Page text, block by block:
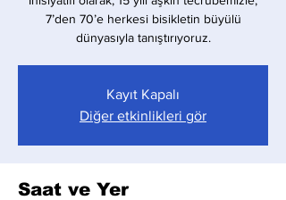
7’den 70’e herkesi bisikletin büyülü
dünyasıyla tanıştırıyoruz.
Kayıt Kapalı
Diğer etkinlikleri gör
Saat ve Yer